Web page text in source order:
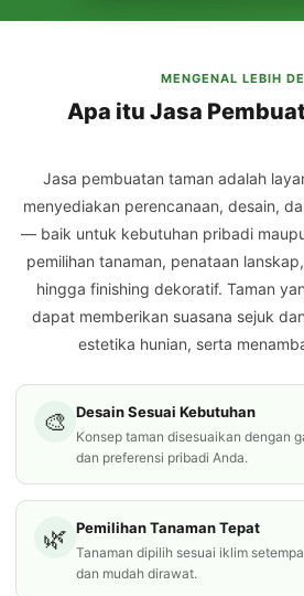
MENGENAL LEBIH
Apa itu Jasa
Jasa pembuatan taman adalah
menyediakan perencanaan, desain,
— baik untuk kebutuhan pribadi
pemilihan tanaman, penataan
hingga finishing dekoratif. Taman
dapat memberikan suasana sejuk
estetika hunian, serta
🎨 Desain Sesuai Kebutuhan
Konsep taman disesuaikan dengan
dan preferensi pribadi Anda.
🌿 Pemilihan Tanaman Tepat
Tanaman dipilih sesuai iklim
dan mudah dirawat.